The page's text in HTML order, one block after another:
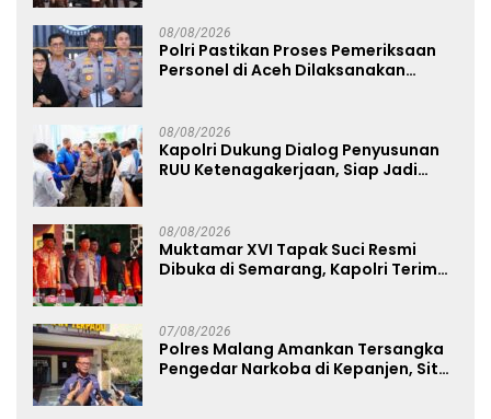
08/08/2026
Polri Pastikan Proses Pemeriksaan
Personel di Aceh Dilaksanakan
08/08/2026
Kapolri Dukung Dialog Penyusunan
RUU Ketenagakerjaan, Siap Jadi
08/08/2026
Muktamar XVI Tapak Suci Resmi
Dibuka di Semarang, Kapolri Terima
07/08/2026
Polres Malang Amankan Tersangka
Pengedar Narkoba di Kepanjen, Sita